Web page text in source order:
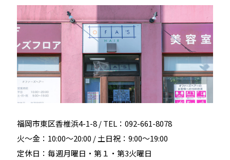
福岡市東区香椎浜4-1-8 / TEL：092-661-8078
火～金：10:00～20:00 / 土日祝：9:00～19:00
定休日：毎週月曜日・第１・第3火曜日